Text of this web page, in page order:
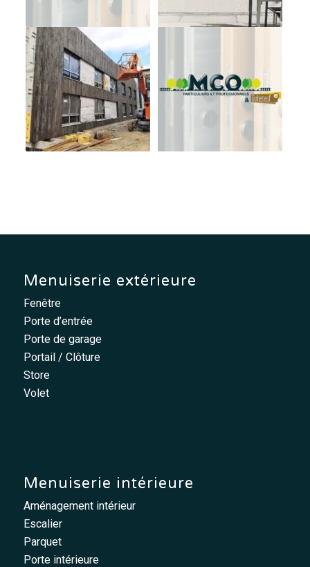
Menuiserie extérieure
Fenêtre
Porte d’entrée
Porte de garage
Portail / Clôture
Store
Volet
Menuiserie intérieure
Aménagement intérieur
Escalier
Parquet
Porte intérieure